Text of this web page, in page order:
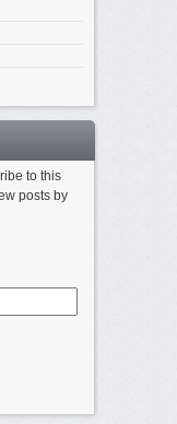
to this
posts by